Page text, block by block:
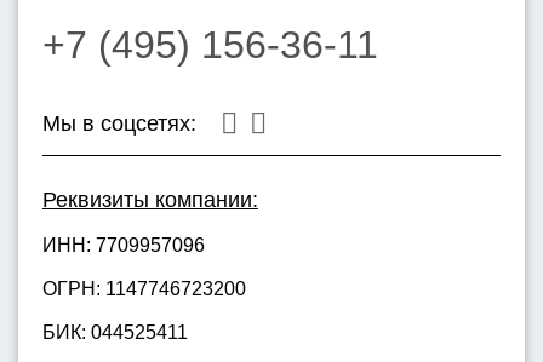
+7 (495) 156-36-11
Мы в соцсетях:
Реквизиты компании:
ИНН: 7709957096
ОГРН: 1147746723200
БИК: 044525411